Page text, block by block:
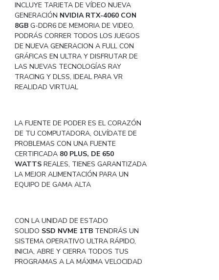
INCLUYE TARJETA DE VÍDEO NUEVA
GENERACIÓN NVIDIA RTX-4060 CON
8GB G-DDR6 DE MEMORIA DE VIDEO,
PODRÁS CORRER TODOS LOS JUEGOS
DE NUEVA GENERACION A FULL CON
GRÁFICAS EN ULTRA Y DISFRUTAR DE
LAS NUEVAS TECNOLOGÍAS RAY
TRACING Y DLSS, IDEAL PARA VR
REALIDAD VIRTUAL
LA FUENTE DE PODER ES EL CORAZÓN
DE TU COMPUTADORA, OLVÍDATE DE
PROBLEMAS CON UNA FUENTE
CERTIFICADA 80 PLUS, DE 650
WATTS REALES, TIENES GARANTIZADA
LA MEJOR ALIMENTACIÓN PARA UN
EQUIPO DE GAMA ALTA
CON LA UNIDAD DE ESTADO
SOLIDO SSD NVME 1TB TENDRÁS UN
SISTEMA OPERATIVO ULTRA RÁPIDO,
INICIA, ABRE Y CIERRA TODOS TUS
PROGRAMAS A LA MÁXIMA VELOCIDAD